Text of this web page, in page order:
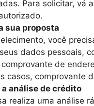
Para solicitar, vá
sua proposta
você
dados pessoais,
comprovante de
casos, comprovante
análise de crédito
realiza uma análise